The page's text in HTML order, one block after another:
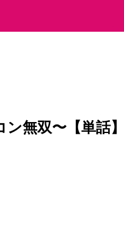
無双〜【単話